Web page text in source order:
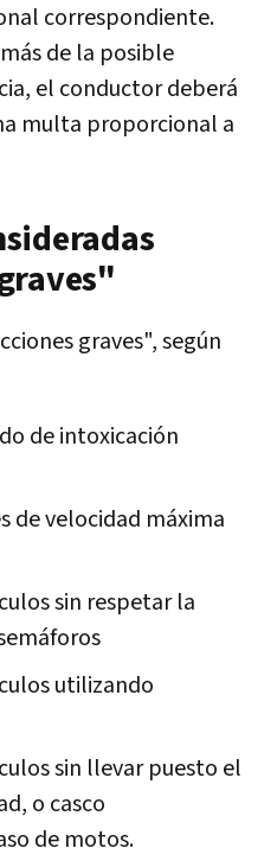
correspondiente.
de la posible
el conductor deberá
multa proporcional a
graves", según
de intoxicación
de velocidad máxima
sin respetar la
utilizando
sin llevar puesto el
o casco
de motos.